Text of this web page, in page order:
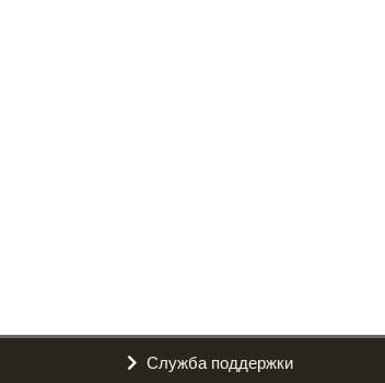
Служба поддержки